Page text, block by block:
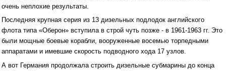
очень неплохие результаты.
Последняя крупная серия из 13 дизельных подлодок английского
флота типа «Оберон» вступила в строй чуть позже - в 1961-1963 гг. Это
были мощные боевые корабли, вооруженные восемью торпедными
аппаратами и имевшие скорость подводного хода 17 узлов.
А вот Германия продолжала строить дизельные субмарины до конца